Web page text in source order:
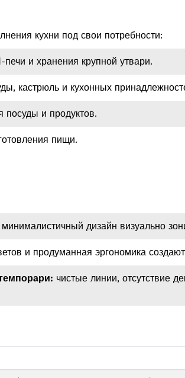
кухни под свои потребности:
и хранения крупной утвари.
кастрюль и кухонных
и продуктов.
пищи.
дизайн визуально
и продуманная эргономика
чистые линии, отсутствие